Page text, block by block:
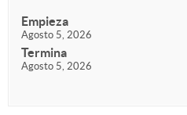
Empieza
Agosto 5, 2026
Termina
Agosto 5, 2026